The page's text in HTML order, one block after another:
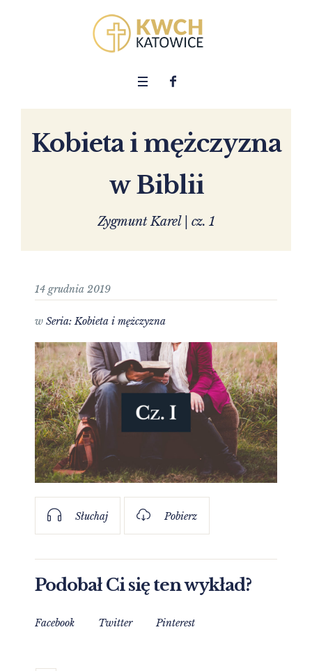
Kobieta i mężczyzna
w Biblii
Zygmunt Karel | cz. 1
14 grudnia 2019
w Seria: Kobieta i mężczyzna
Słuchaj Pobierz
Podobał Ci się ten wykład?
Facebook Twitter Pinterest